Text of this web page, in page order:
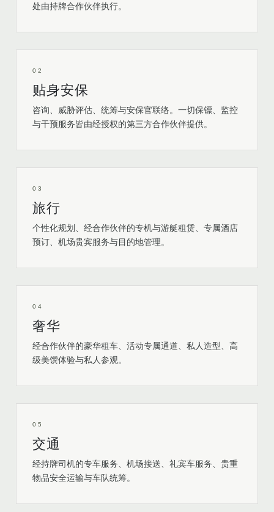
处由持牌合作伙伴执行。
02
贴身安保
咨询、威胁评估、统筹与安保官联络。一切保镖、监控
与干预服务皆由经授权的第三方合作伙伴提供。
03
旅行
个性化规划、经合作伙伴的专机与游艇租赁、专属酒店
预订、机场贵宾服务与目的地管理。
04
奢华
经合作伙伴的豪华租车、活动专属通道、私人造型、高
级美馔体验与私人参观。
05
交通
经持牌司机的专车服务、机场接送、礼宾车服务、贵重
物品安全运输与车队统筹。